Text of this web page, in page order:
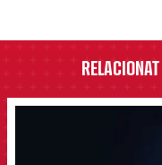
RELACIONAT